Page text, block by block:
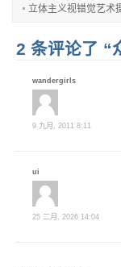
立体主义视错觉艺术
2 条评论了 “
wandergirls
9 九月, 2011 8:11
ui
25 二月, 2026 14:04